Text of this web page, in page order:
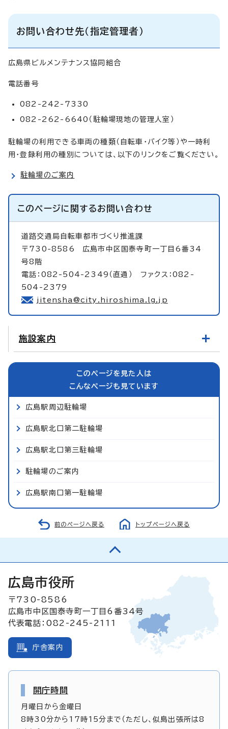
お問い合わせ先（指定管理者）
広島県ビルメンテナンス協同組合
電話番号
082-242-7330
082-262-6640（駐輪場現地の管理人室）
駐輪場の利用できる車両の種類（自転車・バイク等）や一時利
用・登録利用の種別については、以下のリンクをご覧ください。
駐輪場のご案内
このページに関するお問い合わせ
道路交通局自転車都市づくり推進課
〒730-8586 広島市中区国泰寺町一丁目6番34
号8階
電話：082-504-2349（直通） ファクス：082-
504-2379
jitensha@city.hiroshima.lg.jp
施設案内
このページを見た人は
こんなページも見ています
広島駅周辺駐輪場
広島駅北口第二駐輪場
広島駅北口第三駐輪場
駐輪場のご案内
広島駅南口第一駐輪場
前のページへ戻る トップページへ戻る
広島市役所
〒730-8586
広島市中区国泰寺町一丁目6番34号
代表電話：082-245-2111
庁舎案内
開庁時間
月曜日から金曜日
8時30分から17時15分まで（ただし、似島出張所は8